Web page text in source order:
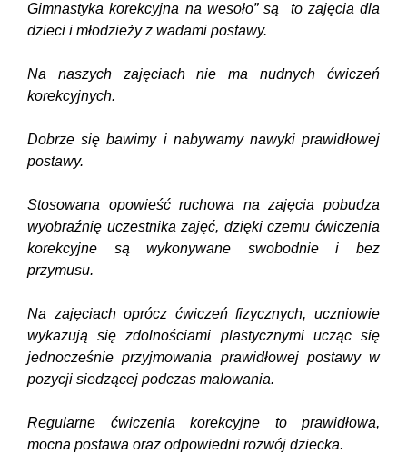
Gimnastyka korekcyjna na wesoło” są to zajęcia dla
dzieci i młodzieży z wadami postawy.
Na naszych zajęciach nie ma nudnych ćwiczeń
korekcyjnych.
Dobrze się bawimy i nabywamy nawyki prawidłowej
postawy.
Stosowana opowieść ruchowa na zajęcia pobudza
wyobraźnię uczestnika zajęć, dzięki czemu ćwiczenia
korekcyjne są wykonywane swobodnie i bez
przymusu.
Na zajęciach oprócz ćwiczeń fizycznych, uczniowie
wykazują się zdolnościami plastycznymi ucząc się
jednocześnie przyjmowania prawidłowej postawy w
pozycji siedzącej podczas malowania.
Regularne ćwiczenia korekcyjne to prawidłowa,
mocna postawa oraz odpowiedni rozwój dziecka.